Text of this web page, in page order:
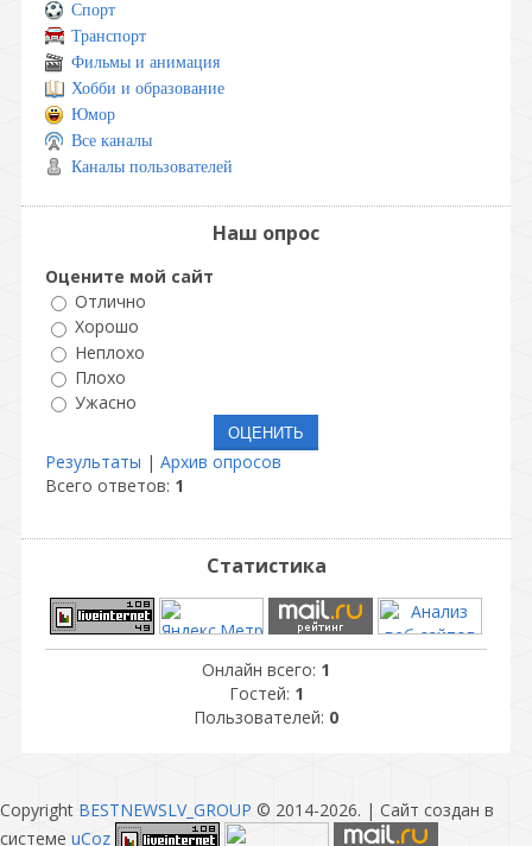
Спорт
Транспорт
Фильмы и анимация
Хобби и образование
Юмор
Все каналы
Каналы пользователей
Наш опрос
Оцените мой сайт
Отлично
Хорошо
Неплохо
Плохо
Ужасно
Результаты | Архив опросов
Всего ответов: 1
Статистика
Онлайн всего: 1
Гостей: 1
Пользователей: 0
Copyright BESTNEWSLV_GROUP © 2014-2026. | Сайт создан в
системе uCoz